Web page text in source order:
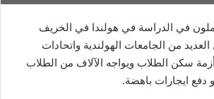
في الدراسة في هولندا في الخريف
من الجامعات الهولندية واتحادات
سكن الطلاب ويواجه الآلاف من الطلاب
دفع ايجارات باهضة.